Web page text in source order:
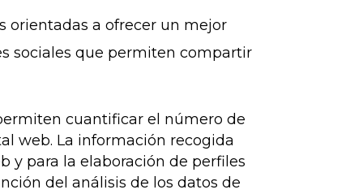
orientadas a ofrecer un mejor
sociales que permiten compartir
cuantificar el número de
web. La información recogida
y para la elaboración de perfiles
del análisis de los datos de